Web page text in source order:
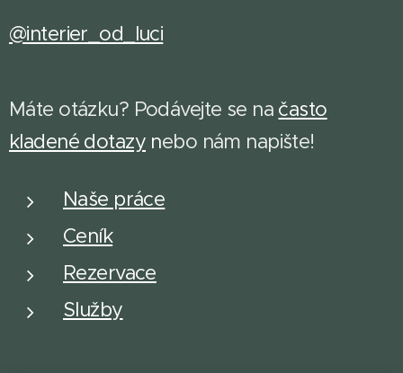
@interier_od_luci
Máte otázku? Podávejte se na často
kladené dotazy nebo nám napište!
Naše práce
Ceník
Rezervace
Služby